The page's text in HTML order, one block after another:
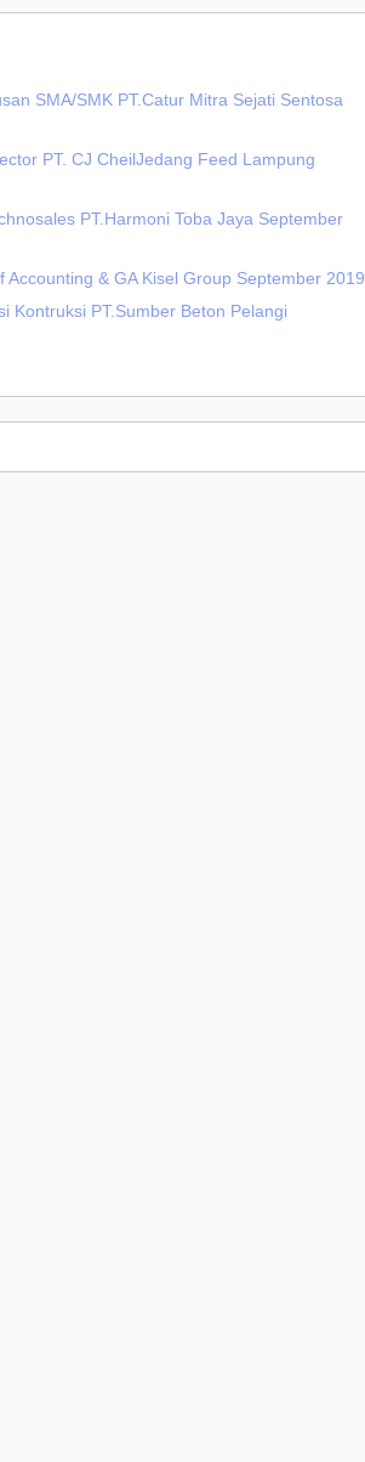
SMA/SMK PT.Catur Mitra Sejati Sentosa
PT. CJ CheilJedang Feed Lampung
PT.Harmoni Toba Jaya September
& GA Kisel Group September 2019
Kontruksi PT.Sumber Beton Pelangi